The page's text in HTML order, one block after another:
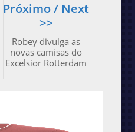
Próximo / Next
>>
Robey divulga as
novas camisas do
Excelsior Rotterdam